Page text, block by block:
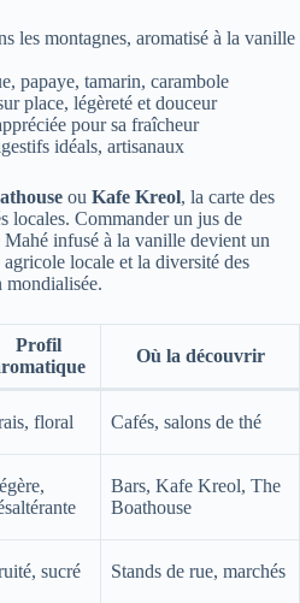
les montagnes, aromatisé à la vanille
papaye, tamarin, carambole
place, légèreté et douceur
pour sa fraîcheur
idéals, artisanaux
ou Kafe Kreol, la carte des
locales. Commander un jus de
infusé à la vanille devient un
locale et la diversité des
mondialisée.
Profil
Où la découvrir
floral Cafés, salons de thé
Bars, Kafe Kreol, The
Boathouse
sucré Stands de rue, marchés